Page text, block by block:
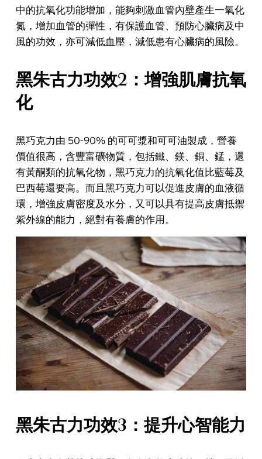
中的抗氧化功能增加，能夠刺激血管內壁產生一氧化
氮，增加血管的彈性，有保護血管、預防心臟病及中
風的功效，亦可減低血壓，減低患有心臟病的風險。
黑朱古力功效2：增強肌膚抗氧
化
黑巧克力由 50-90% 的可可漿和可可油製成，營養
價值很高，含豐富礦物質，包括鐵、鎂、銅、錳，還
有黃酮類的抗氧化物，黑巧克力的抗氧化值比藍莓及
巴西莓還要高。而且黑巧克力可以促進皮膚的血液循
環，增強皮膚密度及水分，又可以具有提高皮膚抵禦
紫外線的能力，絕對有養膚的作用。
黑朱古力功效3：提升心智能力